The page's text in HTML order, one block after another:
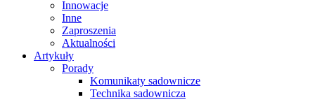
Innowacje
Inne
Zaproszenia
Aktualności
Artykuły
Porady
Komunikaty sadownicze
Technika sadownicza